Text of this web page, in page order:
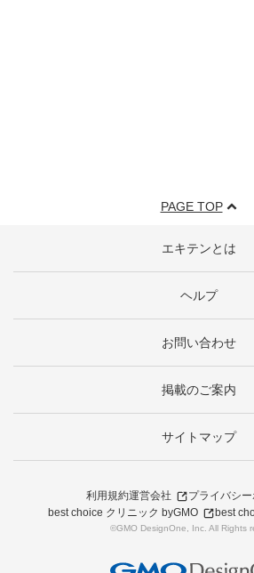
PAGE TOP
エキテンとは
ヘルプ
お問い合わせ
掲載のご案内
サイトマップ
利用規約運営会社
プライバシ
best choice クリニック byGMO
best
©GMO DesignOne, Inc. All Rights